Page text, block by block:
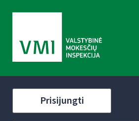
Prisijungti